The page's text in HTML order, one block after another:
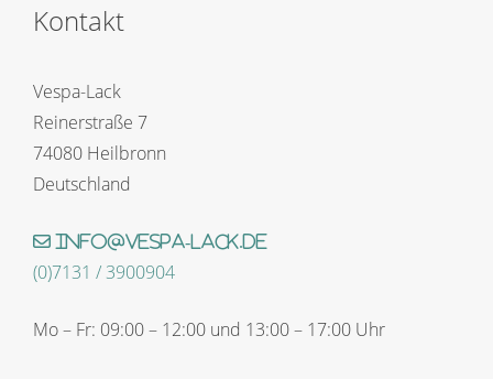
Kontakt
Vespa-Lack
Reinerstraße 7
74080 Heilbronn
Deutschland
info@vespa-lack.de
(0)7131 / 3900904
Mo – Fr: 09:00 – 12:00 und 13:00 – 17:00 Uhr